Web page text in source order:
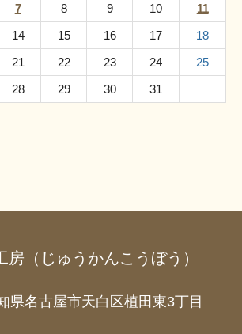
7 8 9 10
11
14 15 16 17
18
21 22 23 24
25
28 29 30 31
房（じゅうかんこうぼう）
県名古屋市天白区植田東3丁目